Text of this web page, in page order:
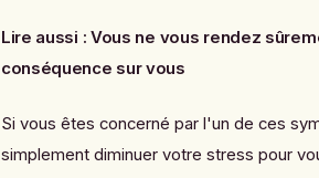
Lire aussi : Vous ne vous rendez
conséquence sur vous
Si vous êtes concerné par l'un de ces
simplement diminuer votre stress pour